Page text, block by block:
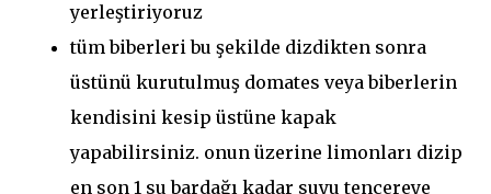
yerleştiriyoruz
tüm biberleri bu şekilde dizdikten sonra
üstünü kurutulmuş domates veya biberlerin
kendisini kesip üstüne kapak
yapabilirsiniz. onun üzerine limonları dizip
en son 1 su bardağı kadar suyu tencereye